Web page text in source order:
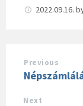
2022.09.16.
Previous
Next